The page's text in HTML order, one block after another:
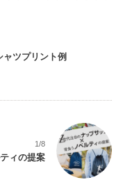
ャツプリント例
1/8
ィの提案